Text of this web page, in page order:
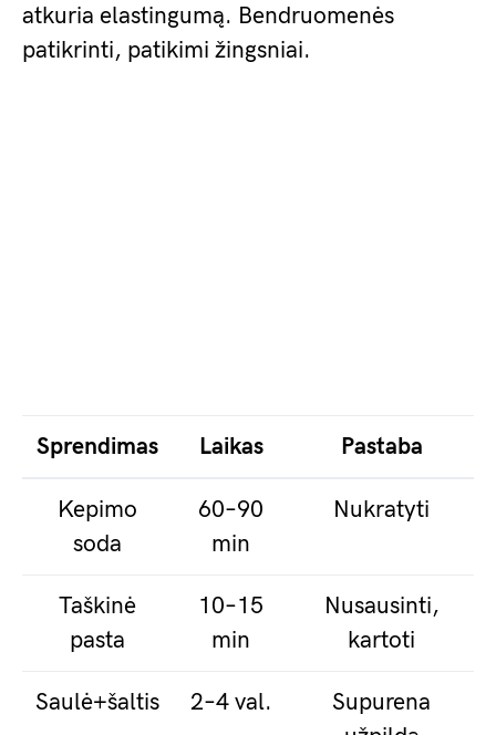
atkuria elastingumą. Bendruomenės
patikrinti, patikimi žingsniai.
Sprendimas Laikas Pastaba
Kepimo
soda
60–90
min
Nukratyti
Taškinė
pasta
10–15
min
Nusausinti,
kartoti
Saulė+šaltis 2–4 val.
Supurena